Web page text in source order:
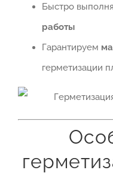
Быстро
работы
Гарантируем
герметизации